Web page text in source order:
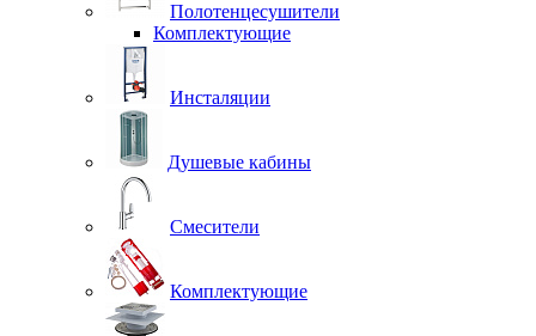
Полотенцесушители
Комплектующие
Инсталяции
Душевые кабины
Смесители
Комплектующие